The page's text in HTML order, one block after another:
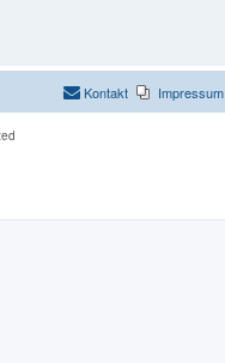
Impressum
Kontakt